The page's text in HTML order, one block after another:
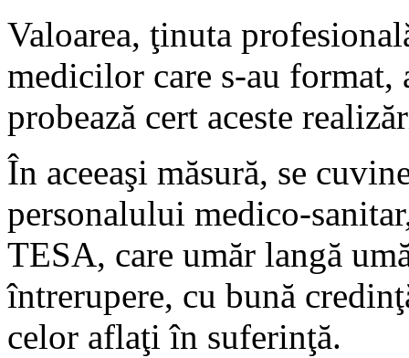
Valoarea, ţinuta
medicilor care s-au format,
probează cert aceste
În aceeaşi măsură, se
personalului medico-
TESA, care umăr langă
întrerupere, cu bună
celor aflaţi în suferinţă.